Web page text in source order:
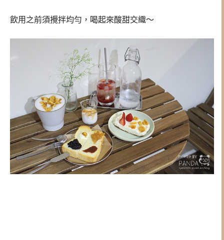
飲用之前須攪拌均勻，喝起來酸甜交織～